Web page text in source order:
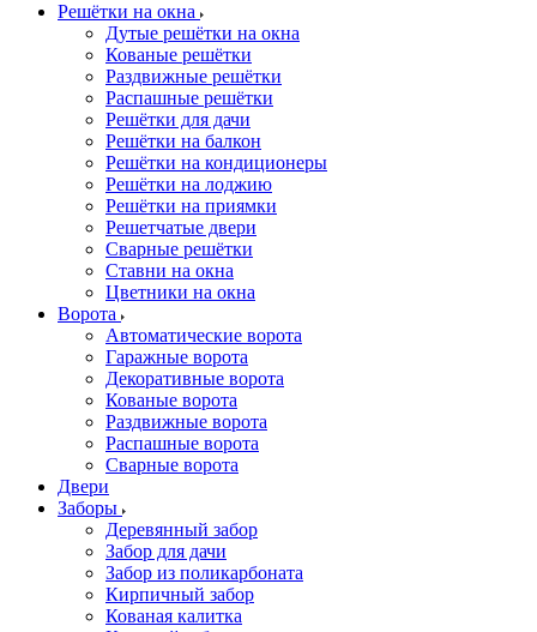
Решётки на окна
Дутые решётки на окна
Кованые решётки
Раздвижные решётки
Распашные решётки
Решётки для дачи
Решётки на балкон
Решётки на кондиционеры
Решётки на лоджию
Решётки на приямки
Решетчатые двери
Сварные решётки
Ставни на окна
Цветники на окна
Ворота
Автоматические ворота
Гаражные ворота
Декоративные ворота
Кованые ворота
Раздвижные ворота
Распашные ворота
Сварные ворота
Двери
Заборы
Деревянный забор
Забор для дачи
Забор из поликарбоната
Кирпичный забор
Кованая калитка